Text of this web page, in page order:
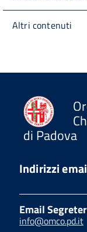
Altri contenuti
di Padova
Indirizzi
Email
info@omco.pd.it